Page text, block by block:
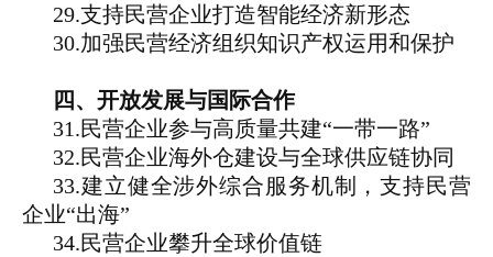
29.支持民营企业打造智能经济新形态
30.加强民营经济组织知识产权运用和保护
四、开放发展与国际合作
31.民营企业参与高质量共建“一带一路”
32.民营企业海外仓建设与全球供应链协同
33.建立健全涉外综合服务机制，支持民营
企业“出海”
34.民营企业攀升全球价值链